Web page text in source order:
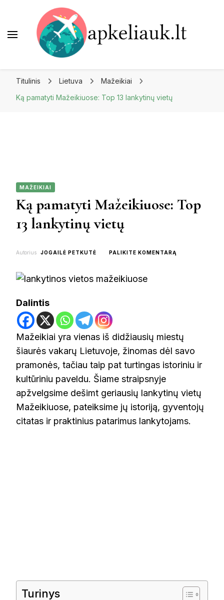
Titulinis Lietuva
Mažeikiai
Ką pamatyti Mažeikiuose: Top 13 lankytinų vietų
MAŽEIKIAI
Ką pamatyti Mažeikiuose: Top
13 lankytinų vietų
Autorius JOGAILĖ PETKUTĖ PALIKITE KOMENTARĄ
Dalintis
Mažeikiai yra vienas iš didžiausių miestų
šiaurės vakarų Lietuvoje, žinomas dėl savo
pramonės, tačiau taip pat turtingas istoriniu ir
kultūriniu paveldu. Šiame straipsnyje
apžvelgsime dešimt geriausių lankytinų vietų
Mažeikiuose, pateiksime jų istoriją, gyventojų
citatas ir praktinius patarimus lankytojams.
Turinys